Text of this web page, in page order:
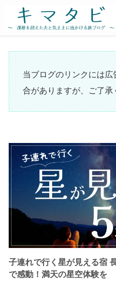
当ブログのリンクには
合がありますが、ご了承
子連れで行く星が見える宿
で感動！満天の星空体験を